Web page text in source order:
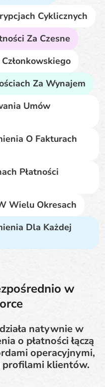
Cyklicznych
Za Czesne
Za Wynajem
Umów
O Fakturach
Płatności
Wielu Okresach
Dla Każdej
w
natywnie w
o płatności łączą
operacyjnymi,
klientów.